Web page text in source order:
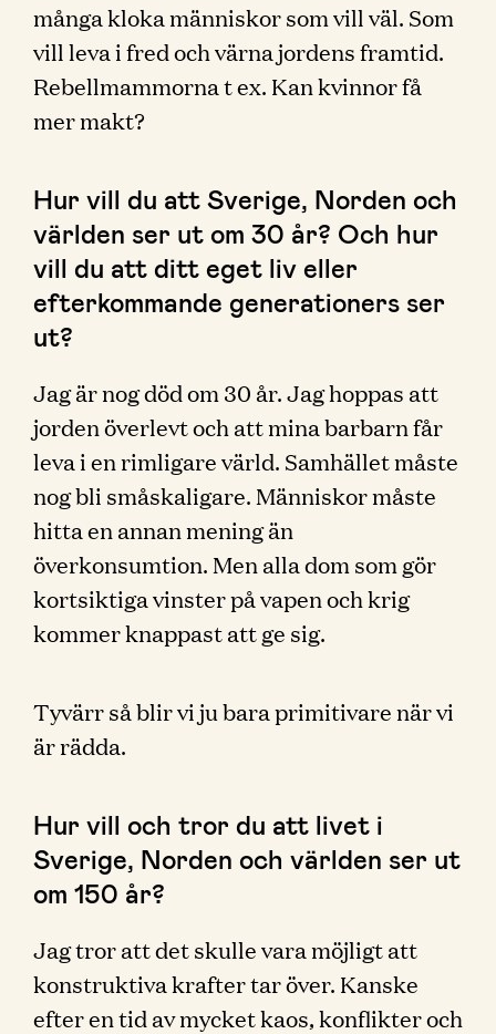
många kloka människor som vill väl. Som
vill leva i fred och värna jordens framtid.
Rebellmammorna t ex. Kan kvinnor få
mer makt?
Hur vill du att Sverige, Norden och
världen ser ut om 30 år? Och hur
vill du att ditt eget liv eller
efterkommande generationers ser
ut?
Jag är nog död om 30 år. Jag hoppas att
jorden överlevt och att mina barbarn får
leva i en rimligare värld. Samhället måste
nog bli småskaligare. Människor måste
hitta en annan mening än
överkonsumtion. Men alla dom som gör
kortsiktiga vinster på vapen och krig
kommer knappast att ge sig.
Tyvärr så blir vi ju bara primitivare när vi
är rädda.
Hur vill och tror du att livet i
Sverige, Norden och världen ser ut
om 150 år?
Jag tror att det skulle vara möjligt att
konstruktiva krafter tar över. Kanske
efter en tid av mycket kaos, konflikter och